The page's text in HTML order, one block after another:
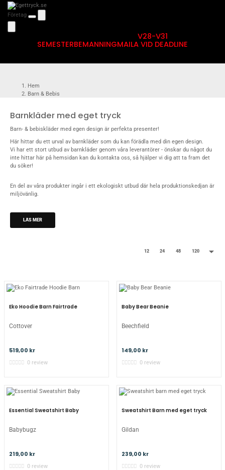
Företag
SEMESTERBEMANNING
V28-V31
MAILA VID DEADLINE
Hem
Barn & Bebis
Barnkläder med eget tryck
Barn- & bebiskläder med egen design är perfekta presenter!
Här hittar du ett urval av barnkläder som du kan förädla med din egen design.
Vi har ett stort utbud av barnkläder genom våra leverantörer - önskar du något du
inte hittar här på hemsidan kan du kontakta oss, så hjälper vi dig att ta fram det
du söker!
En del av våra produkter ingår i ett ekologiskt utbud där hela produktionskedjan är
miljövänlig.
LÄS MER
12 24 48 120 
Eko Hoodie Barn Fairtrade
Cottover
519,00 kr
0 review
Baby Bear Beanie
Beechfield
149,00 kr
0 review
Essential Sweatshirt Baby
Babybugz
219,00 kr
0 review
Sweatshirt Barn med eget tryck
Gildan
239,00 kr
0 review